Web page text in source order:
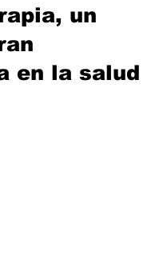
un
en la salud